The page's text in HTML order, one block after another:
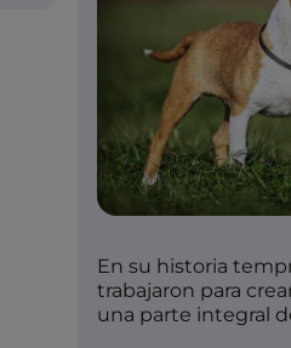
En su historia
trabajaron para
una parte integral